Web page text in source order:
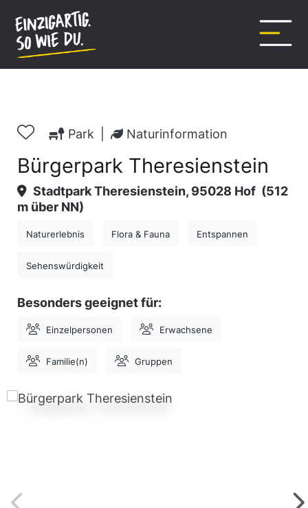
springen
Park Naturinformation
Bürgerpark Theresienstein
Stadtpark Theresienstein, 95028 Hof (512
m über NN)
Naturerlebnis Flora & Fauna Entspannen
Sehenswürdigkeit
Besonders geeignet für:
Einzelpersonen Erwachsene
Familie(n) Gruppen